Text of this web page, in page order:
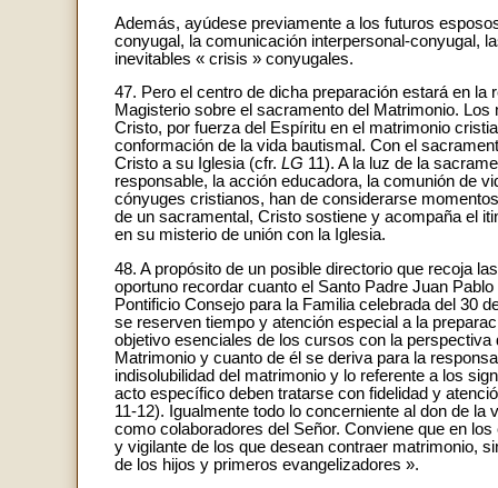
Además, ayúdese previamente a los futuros
conyugal, la comunicación interpersonal-conyugal,
inevitables « crisis » conyugales.
47. Pero el centro de dicha preparación estará en
Magisterio sobre el sacramento del Matrimonio.
Cristo, por fuerza del Espíritu en el matrimonio
conformación de la vida bautismal. Con el
Cristo a su Iglesia (cfr. LG 11). A la luz de la
responsable, la acción educadora, la comunión de
cónyuges cristianos, han de considerarse
de un sacramental, Cristo sostiene y acompaña el
en su misterio de unión con la Iglesia.
48. A propósito de un posible directorio que recoja
oportuno recordar cuanto el Santo Padre Juan
Pontificio Consejo para la Familia celebrada del 30
se reserven tiempo y atención especial a la
objetivo esenciales de los cursos con la
Matrimonio y cuanto de él se deriva para la
indisolubilidad del matrimonio y lo referente a los
acto específico deben tratarse con fidelidad y
11-12). Igualmente todo lo concerniente al don de
como colaboradores del Señor. Conviene que en
y vigilante de los que desean contraer matrimonio,
de los hijos y primeros evangelizadores ».